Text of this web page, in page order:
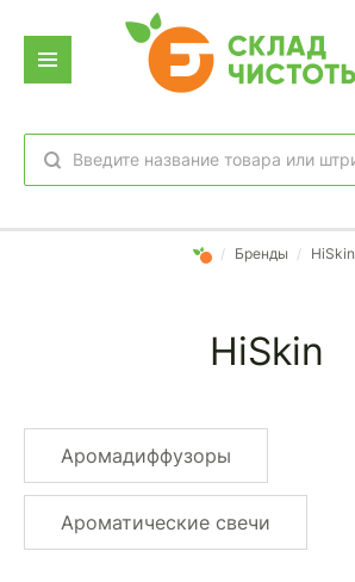
избранное вход
/ Бренды / HiSkin
HiSkin
Аромадиффузоры
Ароматические свечи